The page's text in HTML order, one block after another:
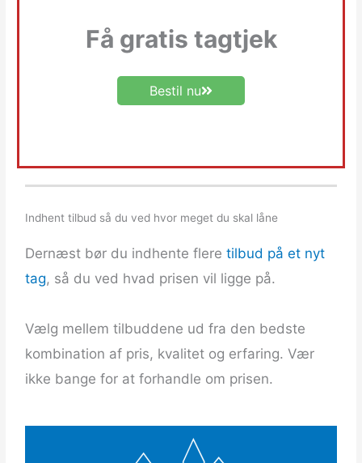
e
4
f
Få gratis tagtjek
Bestil nu
Indhent tilbud så du ved hvor meget du skal låne
Dernæst bør du indhente fleretilbud på et nyt
tag, så du ved hvad prisen vil ligge på.
Vælg mellem tilbuddene ud fra den bedste
kombination af pris, kvalitet og erfaring. Vær
ikke bange for at forhandle om prisen.